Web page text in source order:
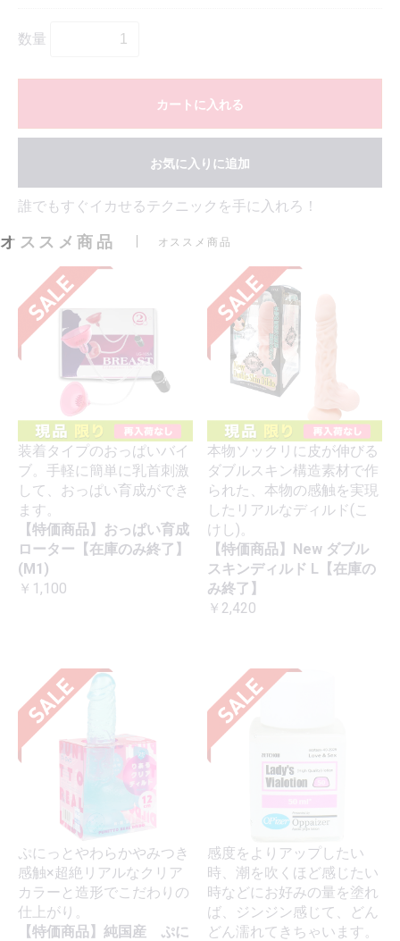
数量
カートに入れる
お気に入りに追加
誰でもすぐイカせるテクニックを手に入れろ！
オススメ商品 オススメ商品
装着タイプのおっぱいバイ
ブ。手軽に簡単に乳首刺激
して、おっぱい育成ができ
ます。
【特価商品】おっぱい育成
ローター【在庫のみ終了】
(M1)
￥1,100
本物ソックリに皮が伸びる
ダブルスキン構造素材で作
られた、本物の感触を実現
したリアルなディルド(こ
けし)。
【特価商品】New ダブル
スキンディルド L【在庫の
み終了】
￥2,420
ぷにっとやわらかやみつき
感触×超絶リアルなクリア
カラーと造形でこだわりの
仕上がり。
【特価商品】純国産 ぷに
感度をよりアップしたい
時、潮を吹くほど感じたい
時などにお好みの量を塗れ
ば、ジンジン感じて、どん
どん濡れてきちゃいます。